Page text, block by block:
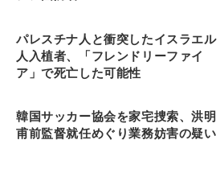
パレスチナ人と衝突したイスラエル
人入植者、「フレンドリーファイ
ア」で死亡した可能性
韓国サッカー協会を家宅捜索、洪明
甫前監督就任めぐり業務妨害の疑い